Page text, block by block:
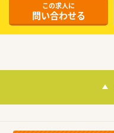
この求人に
問い合わせる